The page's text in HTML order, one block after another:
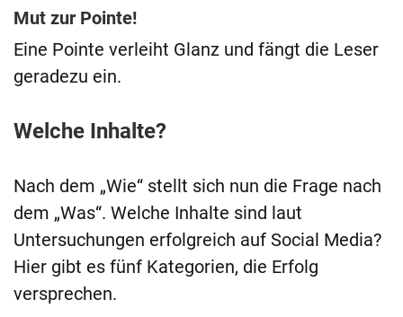
Mut zur Pointe!
Eine Pointe verleiht Glanz und fängt die Leser
geradezu ein.
Welche Inhalte?
Nach dem „Wie“ stellt sich nun die Frage nach
dem „Was“. Welche Inhalte sind laut
Untersuchungen erfolgreich auf Social Media?
Hier gibt es fünf Kategorien, die Erfolg
versprechen.